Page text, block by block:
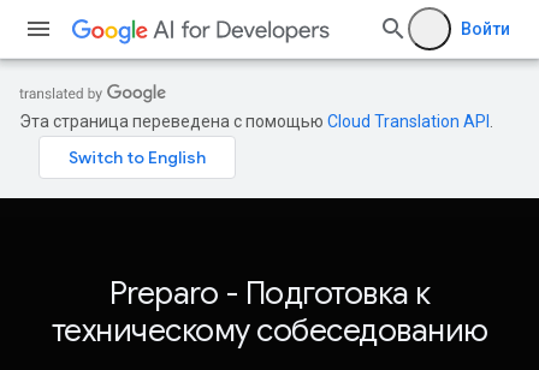
Войти
Эта страница переведена с помощью Cloud Translation API
Preparo - Подготовка к
техническому собеседованию